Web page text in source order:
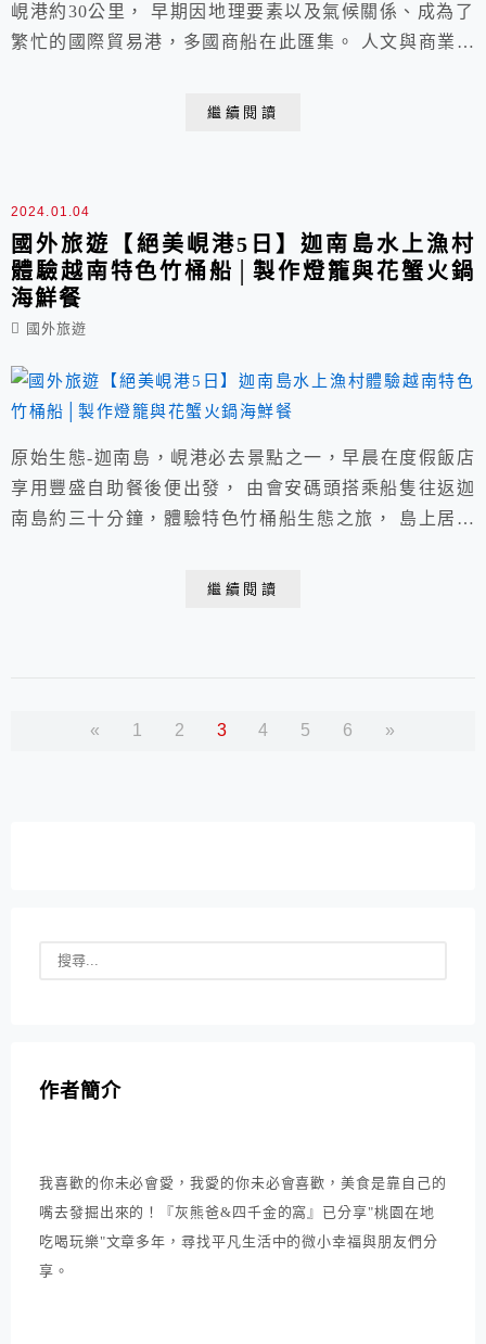
峴港約30公里， 早期因地理要素以及氣候關係、成為了
繁忙的國際貿易港，多國商船在此匯集。 人文與商業貿
統...多重特色， 漫步在斑駁且帶濃厚歲月感的古鎮能感
繼續閱讀
2024.01.04
國外旅遊【絕美峴港5日】迦南島水上漁村
體驗越南特色竹桶船│製作燈籠與花蟹火鍋
海鮮餐
國外旅遊
原始生態-迦南島，峴港必去景點之一，早晨在度假飯店
享用豐盛自助餐後便出發， 由會安碼頭搭乘船隻往返迦
南島約三十分鐘，體驗特色竹桶船生態之旅， 島上居民
繼續閱讀
« 1 2 3 4 5 6 »
作者簡介
我喜歡的你未必會愛，我愛的你未必會喜歡，美食是靠自己的
嘴去發掘出來的！『灰熊爸&四千金的窩』已分享"桃園在地
吃喝玩樂"文章多年，尋找平凡生活中的微小幸福與朋友們分
享。